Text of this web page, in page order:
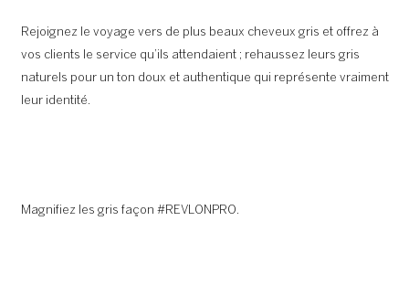
Rejoignez le voyage vers de plus beaux cheveux gris et offrez à
vos clients le service qu’ils attendaient ; rehaussez leurs gris
naturels pour un ton doux et authentique qui représente vraiment
leur identité.
Magnifiez les gris façon #REVLONPRO.